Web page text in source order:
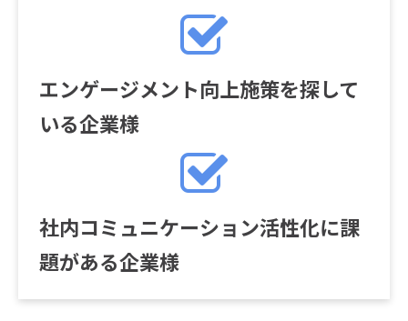
エンゲージメント向上施策を探して
いる企業様
社内コミュニケーション活性化に課
題がある企業様